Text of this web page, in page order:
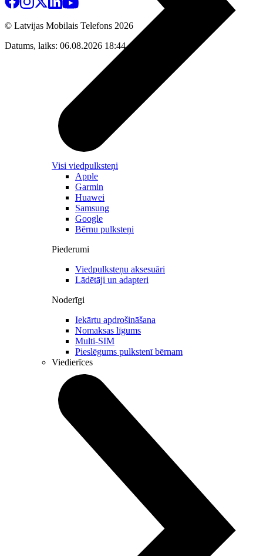
Visi viedpulksteņi
Apple
Garmin
Huawei
Samsung
Google
Bērnu pulksteņi
Piederumi
Viedpulksteņu aksesuāri
Lādētāji un adapteri
Noderīgi
Iekārtu apdrošināšana
Nomaksas līgums
Multi-SIM
Pieslēgums pulkstenī bērnam
Viedierīces
© Latvijas Mobilais Telefons 2026
Datums, laiks: 06.08.2026 18:44